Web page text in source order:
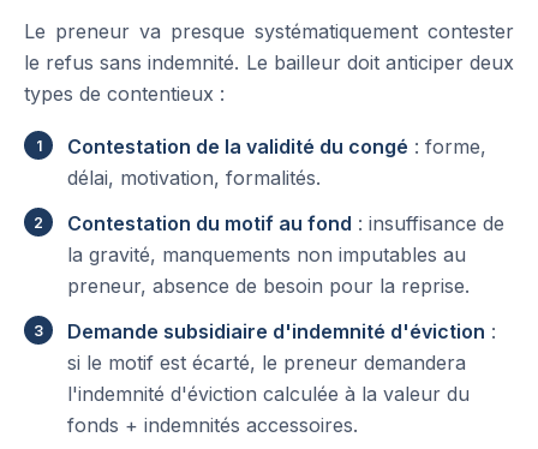
Le preneur va presque systématiquement contester
le refus sans indemnité. Le bailleur doit anticiper deux
types de contentieux :
Contestation de la validité du congé : forme,
délai, motivation, formalités.
Contestation du motif au fond : insuffisance de
la gravité, manquements non imputables au
preneur, absence de besoin pour la reprise.
Demande subsidiaire d'indemnité d'éviction :
si le motif est écarté, le preneur demandera
l'indemnité d'éviction calculée à la valeur du
fonds + indemnités accessoires.